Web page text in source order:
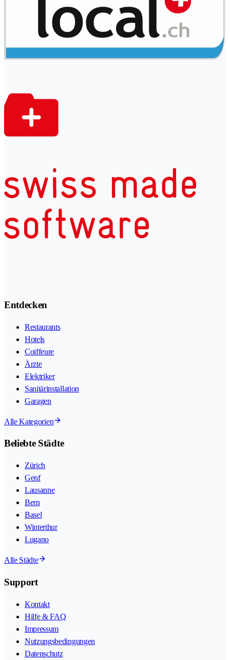
Entdecken
Restaurants
Hotels
Coiffeure
Ärzte
Elektriker
Sanitärinstallation
Garagen
Alle Kategorien
Beliebte Städte
Zürich
Genf
Lausanne
Bern
Basel
Winterthur
Lugano
Alle Städte
Support
Kontakt
Hilfe & FAQ
Impressum
Nutzungsbedingungen
Datenschutz